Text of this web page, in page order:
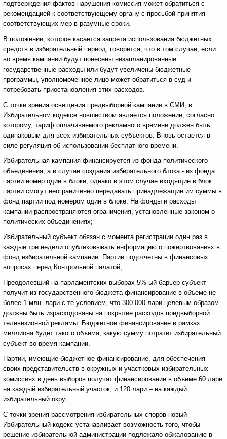
подтверждения фактов нарушения комиссия может обратиться с
рекомендацией к соответствующему органу с просьбой принятия
соответствующих мер в разумные сроки.
В положении, которое касается запрета использования бюджетных
средств в избирательный период, говорится, что в том случае, если
во время кампании будут понесены незапланированные
государственные расходы или будут увеличены бюджетные
программы, уполномоченное лицо может обратиться в суд и
потребовать приостановления этих расходов.
С точки зрения освещения предвыборной кампании в СМИ, в
Избирательном кодексе новшеством является положение, согласно
которому, тариф оплачиваемого рекламного времени должен быть
одинаковым для всех избирательных субъектов. Вновь остается в
силе регуляция об использовании бесплатного времени.
Избирательная кампания финансируется из фонда политического
объединения, а в случае создания избирательного блока - из фонда
партии номер один в блоке, однако в этом случае входящие в блок
партии смогут неограниченно передавать принадлежащие им суммы в
фонд партии под номером один в блоке. На фонды и расходы
кампании распространяются ограничения, установленные законом о
политических объединениях;
Избирательный субъект обязан с момента регистрации один раз в
каждые три недели опубликовывать информацию о пожертвованиях в
фонд избирательной кампании. Партии подотчетны в финансовых
вопросах перед Контрольной палатой;
Преодолевший на парламентских выборах 5%-ый барьер субъект
получит из государственного бюджета финансирование в объеме не
более 1 млн. лари с те условием, что 300 000 лари целевым образом
должны быть израсходованы на покрытие расходов предвыборной
телевизионной рекламы. Бюджетное финансирование в рамках
миллиона будет такого объема, какую сумму потратит избирательный
субъект во время кампании.
Партии, имеющие бюджетное финансирование, для обеспечения
своих представительств в окружных и участковых избирательных
комиссиях в день выборов получат финансирование в объеме 60 лари
на каждый избирательный участок, и 120 лари – на каждый
избирательный округ.
С точки зрения рассмотрения избирательных споров новый
Избирательный кодекс устанавливает возможность того, чтобы
решение избирательной администрации подлежало обжалованию в